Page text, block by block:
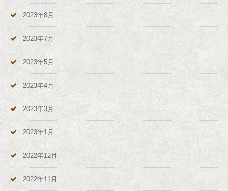
2023年8月
2023年7月
2023年5月
2023年4月
2023年3月
2023年1月
2022年12月
2022年11月